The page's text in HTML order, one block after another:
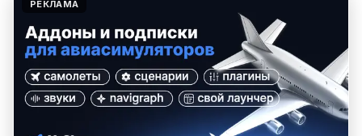
РЕКЛАМА